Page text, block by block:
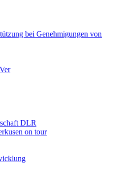
bei Genehmigungen von
DLR
on tour